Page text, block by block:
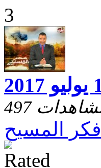
مشاهدات
فكر المسيح